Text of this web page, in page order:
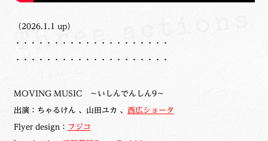
（2026.1.1 up）
・・・・・・・・・・・・・・・・・・・・
・・・・・・・・・・・・・・・・・・・・
MOVING MUSIC ～いしんでんしん9～
出演：ちゃるけん 、山田ユカ 、 西広ショータ
Flyer design： フジコ